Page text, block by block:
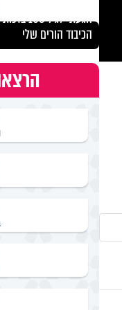
הגעתי לגיל 108 בזכות
הכיבוד הורים שלי